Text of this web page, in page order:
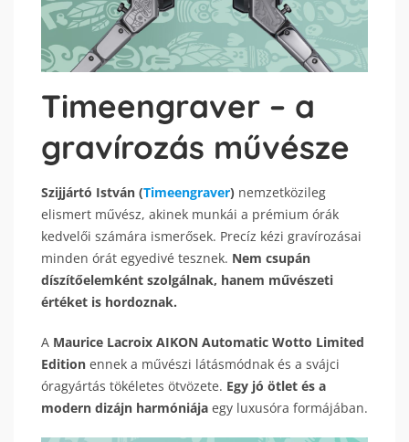
Timeengraver – a
gravírozás művésze
Szijjártó István (Timeengraver) nemzetközileg
elismert művész, akinek munkái a prémium órák
kedvelői számára ismerősek. Precíz kézi gravírozásai
minden órát egyedivé tesznek. Nem csupán
díszítőelemként szolgálnak, hanem művészeti
értéket is hordoznak.
A Maurice Lacroix AIKON Automatic Wotto Limited
Edition ennek a művészi látásmódnak és a svájci
óragyártás tökéletes ötvözete. Egy jó ötlet és a
modern dizájn harmóniája egy luxusóra formájában.